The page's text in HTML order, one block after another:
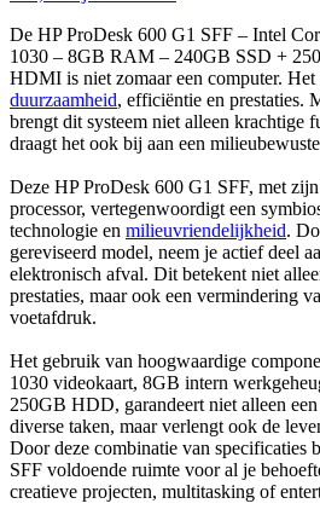
De HP ProDesk 600 G1 SFF – Intel
1030 – 8GB RAM – 240GB SSD +
HDMI is niet zomaar een computer. Het
duurzaamheid, efficiëntie en prestaties.
brengt dit systeem niet alleen krachtige
draagt het ook bij aan een
Deze HP ProDesk 600 G1 SFF, met
processor, vertegenwoordigt een
technologie en milieuvriendelijkheid.
gereviseerd model, neem je actief deel
elektronisch afval. Dit betekent niet
prestaties, maar ook een vermindering
voetafdruk.
Het gebruik van hoogwaardige
1030 videokaart, 8GB intern
250GB HDD, garandeert niet alleen
diverse taken, maar verlengt ook de
Door deze combinatie van specificaties
SFF voldoende ruimte voor al je
creatieve projecten, multitasking of